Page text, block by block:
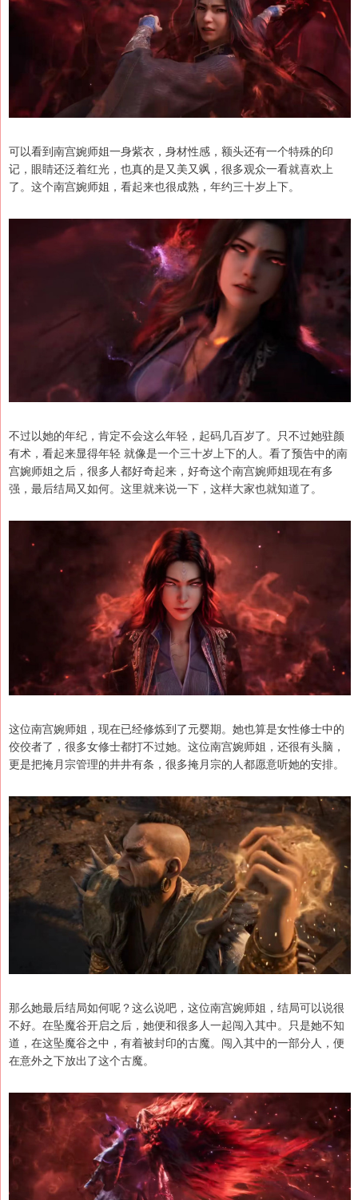
可以看到南宫婉师姐一身紫衣，身材性感，额头还有一个特殊的印
记，眼睛还泛着红光，也真的是又美又飒，很多观众一看就喜欢上
了。这个南宫婉师姐，看起来也很成熟，年约三十岁上下。
不过以她的年纪，肯定不会这么年轻，起码几百岁了。只不过她驻颜
有术，看起来显得年轻 就像是一个三十岁上下的人。看了预告中的南
宫婉师姐之后，很多人都好奇起来，好奇这个南宫婉师姐现在有多
强，最后结局又如何。这里就来说一下，这样大家也就知道了。
这位南宫婉师姐，现在已经修炼到了元婴期。她也算是女性修士中的
佼佼者了，很多女修士都打不过她。这位南宫婉师姐，还很有头脑，
更是把掩月宗管理的井井有条，很多掩月宗的人都愿意听她的安排。
那么她最后结局如何呢？这么说吧，这位南宫婉师姐，结局可以说很
不好。在坠魔谷开启之后，她便和很多人一起闯入其中。只是她不知
道，在这坠魔谷之中，有着被封印的古魔。闯入其中的一部分人，便
在意外之下放出了这个古魔。